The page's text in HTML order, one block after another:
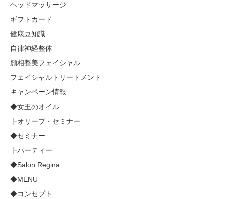
ヘッドマッサージ
ギフトカード
健康豆知識
自律神経整体
顔相整美フェイシャル
フェイシャルトリートメント
キャンペーン情報
◆女王のオイル
┣オリーブ・セミナー
◆セミナー
┣パーティー
◆Salon Regina
◆MENU
◆コンセプト